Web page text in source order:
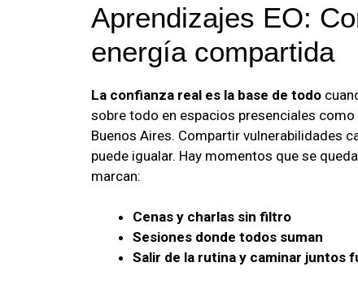
Aprendizajes EO:
energía compartida
La confianza real es la base de todo
sobre todo en espacios presenciales como
Buenos Aires. Compartir vulnerabilidades
puede igualar. Hay momentos que se
marcan:
Cenas y charlas sin filtro
Sesiones donde todos suman
Salir de la rutina y caminar juntos